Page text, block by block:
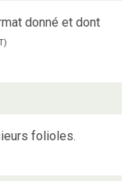
donné et dont
)
folioles.